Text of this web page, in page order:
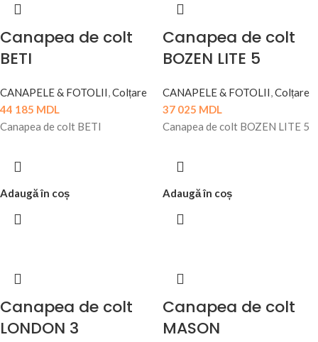
Canapea de colt
BETI
CANAPELE & FOTOLII,Colțare
44 185 MDL
Canapea de colt BETI
Adaugă în coș
Canapea de colt
BOZEN LITE 5
CANAPELE & FOTOLII,Colțare
37 025 MDL
Canapea de colt BOZEN LITE 5
Adaugă în coș
Canapea de colt
LONDON 3
Canapea de colt
MASON